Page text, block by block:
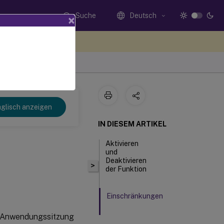
Suche Deutsch
anzeigen
>
IN DIESEM ARTIKEL
Aktivieren
und
Deaktivieren
der Funktion
Einschränkungen
×